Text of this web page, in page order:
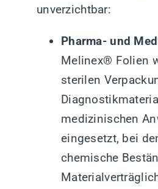
unverzichtbar:
Pharma- und
Melinex® Folien
sterilen
medizinischen
eingesetzt, bei
chemische